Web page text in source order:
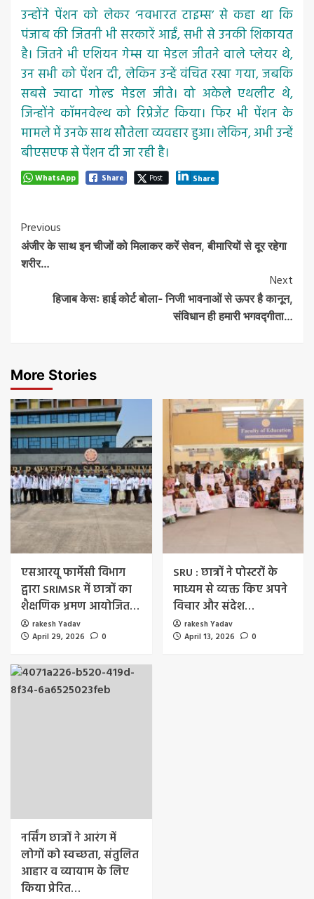
उन्होंने पेंशन को लेकर ‘नवभारत टाइम्स’ से कहा था कि
पंजाब की जितनी भी सरकारें आईं, सभी से उनकी शिकायत
है। जितने भी एशियन गेम्स या मेडल जीतने वाले प्लेयर थे,
उन सभी को पेंशन दी, लेकिन उन्हें वंचित रखा गया, जबकि
सबसे ज्यादा गोल्ड मेडल जीते। वो अकेले एथलीट थे,
जिन्होंने कॉमनवेल्थ को रिप्रेजेंट किया। फिर भी पेंशन के
मामले में उनके साथ सौतेला व्यवहार हुआ। लेकिन, अभी उन्‍हें
बीएसएफ से पेंशन दी जा रही है।
WhatsApp Share Post Share
Post
Navigation
Previous
अंजीर के साथ इन चीजों को मिलाकर करें सेवन, बीमारियों से दूर रहेगा
शरीर…
Next
हिजाब केसः हाई कोर्ट बोला- निजी भावनाओं से ऊपर है कानून,
संविधान ही हमारी भगवद्गीता…
More Stories
एसआरयू फार्मेसी विभाग
द्वारा SRIMSR में छात्रों का
शैक्षणिक भ्रमण आयोजित…
rakesh Yadav
April 29, 2026
0
SRU : छात्रों ने पोस्टरों के
माध्यम से व्यक्त किए अपने
विचार और संदेश…
rakesh Yadav
April 13, 2026
0
नर्सिंग छात्रों ने आरंग में
लोगों को स्वच्छता, संतुलित
आहार व व्यायाम के लिए
किया प्रेरित…